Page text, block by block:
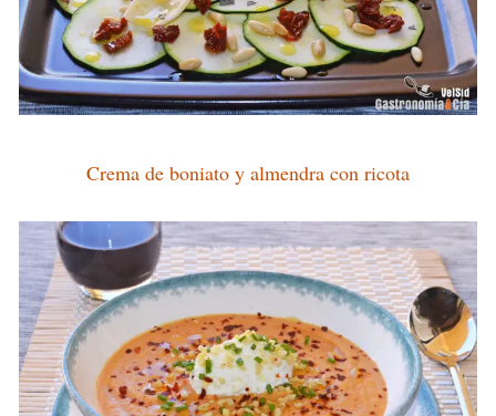
Crema de boniato y almendra con ricota